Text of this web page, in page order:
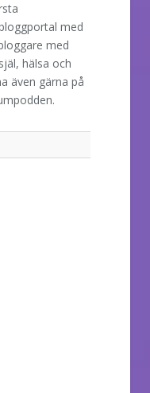
med
med
hälsa och
även gärna på